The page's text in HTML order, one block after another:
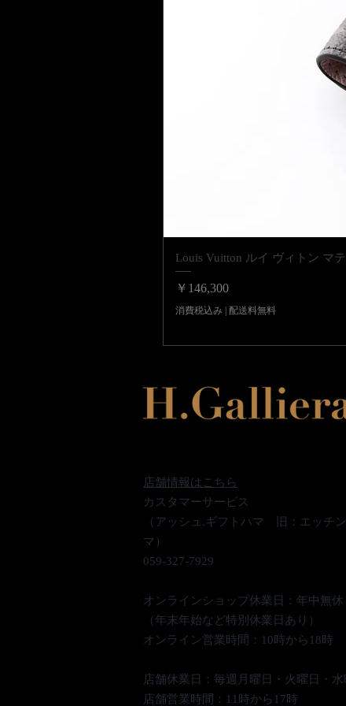
Louis Vuitton ルイ ヴィトン マ
価格
￥146,300
消費税込み | 配送料無料
店舗情報はこちら
カスタマーサービス
（アッシュ.ギフトハマ 旧：エッチ
マ）
059-327-7929
オンラインショップ休業日：年中無休
（年末年始など特別休業日あり）
オンライン営業時間：10時から18時
店舗休業日：毎週月曜日・火曜日・水
​店舗営業時間：11時から17時